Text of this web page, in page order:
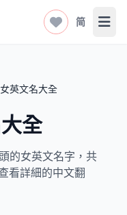
简 打
英文名大全
全
的女英文名字，共
看詳細的中文翻